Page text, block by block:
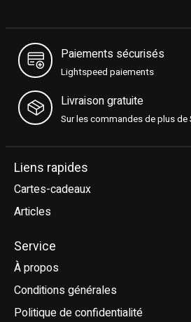
Paiements sécurisés
Lightspeed paiements
Livraison gratuite
Sur les commandes de plus de
Liens rapides
Cartes-cadeaux
Articles
Service
À propos
Conditions générales
Politique de confidentialité